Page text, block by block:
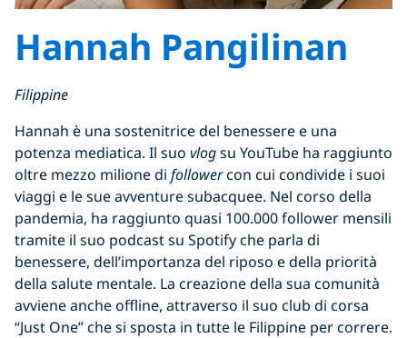
Hannah Pangilinan
Filippine
Hannah è una sostenitrice del benessere e una
potenza mediatica. Il suo vlogsu YouTube ha raggiunto
oltre mezzo milione di followercon cui condivide i suoi
viaggi e le sue avventure subacquee. Nel corso della
pandemia, ha raggiunto quasi 100.000 follower mensili
tramite il suo podcast su Spotify che parla di
benessere, dell’importanza del riposo e della priorità
della salute mentale. La creazione della sua comunità
avviene anche offline, attraverso il suo club di corsa
“Just One” che si sposta in tutte le Filippine per correre.